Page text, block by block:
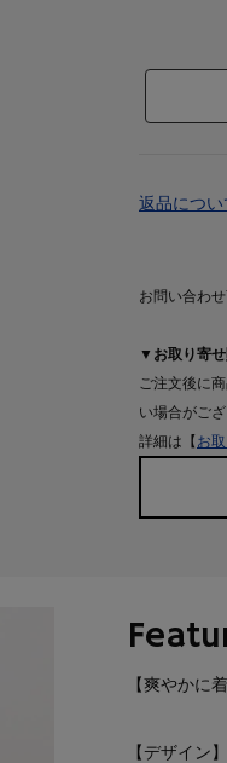
返品につい
お問い合わせ
▼お取り寄
ご注文後に
い場合がござ
詳細は【 お
【爽やかに
【デザイン】